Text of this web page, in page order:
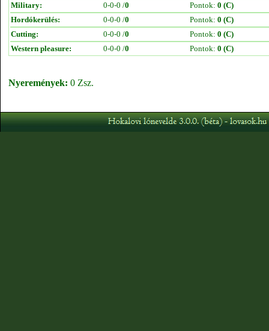
Military:
0-0-0 /0 Pontok: 0 (C)
Hordókerülés:
0-0-0 /0 Pontok: 0 (C)
Cutting:
0-0-0 /0 Pontok: 0 (C)
Western pleasure:
0-0-0 /0 Pontok: 0 (C)
Nyeremények: 0 Zsz.